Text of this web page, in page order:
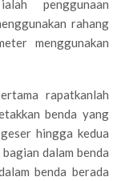
penggunaan
rahang
menggunakan
rapatkanlah
benda yang
hingga kedua
dalam benda
benda berada